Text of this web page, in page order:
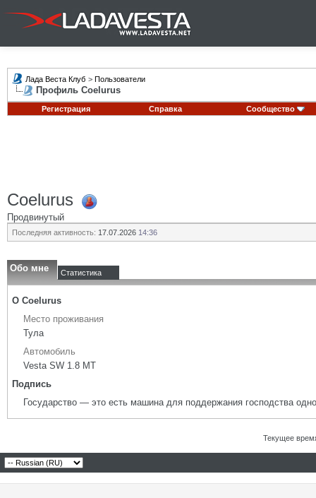
Лада Веста Клуб > Пользователи
Профиль Coelurus
Регистрация Справка Сообщество
Coelurus
Продвинутый
Последняя активность: 17.07.2026 14:36
Обо мне Статистика
О Coelurus
Место проживания
Тула
Автомобиль
Vesta SW 1.8 MT
Подпись
Государство — это есть машина для поддержания господства
Текущее